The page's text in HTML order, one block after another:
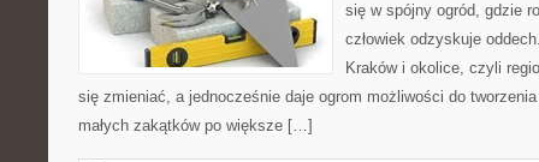
się w spójny ogród, gdzie
człowiek odzyskuje
Kraków i okolice, czyli
się zmieniać, a jednocześnie daje ogrom możliwości do
małych zakątków po większe […]